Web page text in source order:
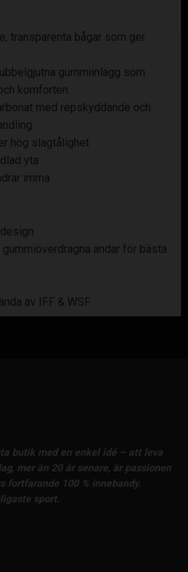
transparenta bågar som ger
gummiinlägg som
komforten.
med repskyddande och
hög slagtålighet
yta
imma
ändar för bästa
av IFF & WSF
butik med en enkel idé – att leva
mer än 20 år senare, är passionen
fortfarande 100 % innebandy.
sport.